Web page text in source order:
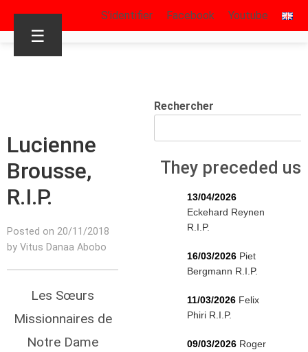
S’identifier Facebook Youtube
☰
Lucienne
Brousse,
R.I.P.
Posted on 20/11/2018
by Vitus Danaa Abobo
Les Sœurs
Missionnaires de
Notre Dame
Rechercher
They preceded us
13/04/2026
Eckehard Reynen
R.I.P.
16/03/2026 Piet
Bergmann R.I.P.
11/03/2026 Felix
Phiri R.I.P.
09/03/2026 Roger